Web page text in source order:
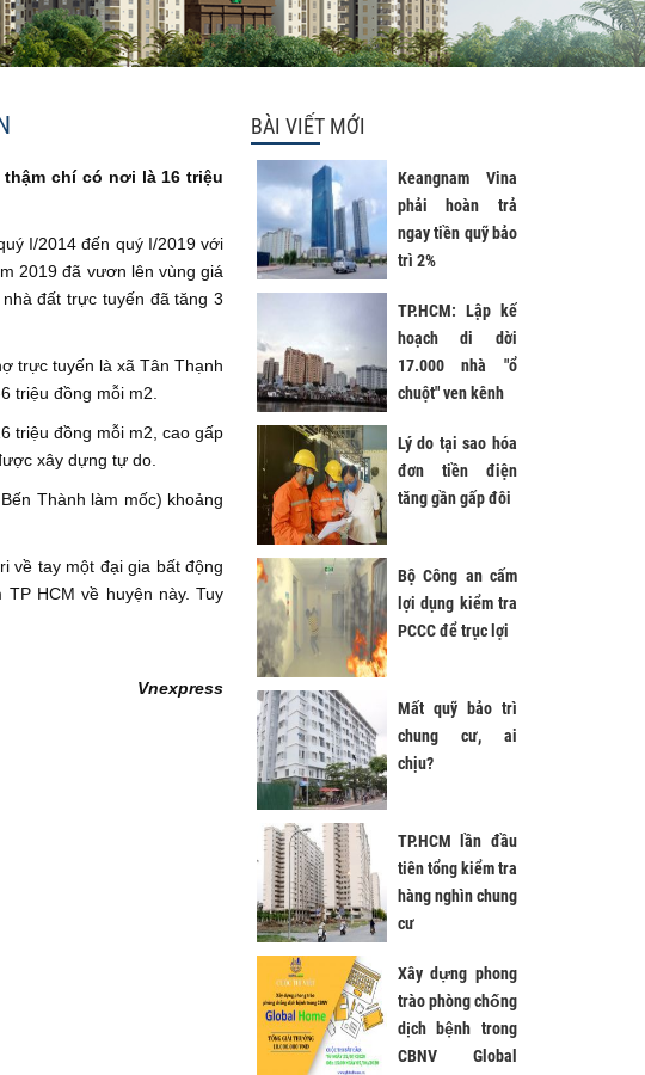
chí có nơi là 16 triệu
I/2014 đến quý I/2019 với
2019 đã vươn lên vùng giá
đất trực tuyến đã tăng 3
trực tuyến là xã Tân Thạnh
triệu đồng mỗi m2.
triệu đồng mỗi m2, cao gấp
xây dựng tự do.
Thành làm mốc) khoảng
về tay một đại gia bất động
HCM về huyện này. Tuy
Vnexpress
BÀI VIẾT MỚI
Keangnam Vina
phải hoàn trả
ngay tiền quỹ bảo
trì 2%
TP.HCM: Lập kế
hoạch di dời
17.000 nhà "ổ
chuột" ven kênh
Lý do tại sao hóa
đơn tiền điện
tăng gần gấp đôi
Bộ Công an cấm
lợi dụng kiểm tra
PCCC để trục lợi
Mất quỹ bảo trì
chung cư, ai
chịu?
TP.HCM lần đầu
tiên tổng kiểm tra
hàng nghìn chung
cư
Xây dựng phong
trào phòng chống
dịch bệnh trong
CBNV Global